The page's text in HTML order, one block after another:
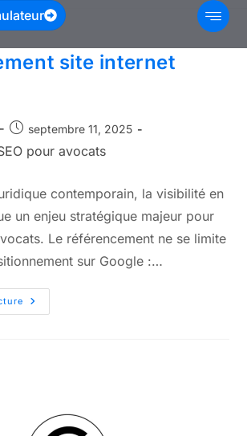
site internet
septembre 11, 2025
pour avocats
contemporain, la visibilité en
un enjeu stratégique majeur pour
Le référencement ne se limite
sur Google :…